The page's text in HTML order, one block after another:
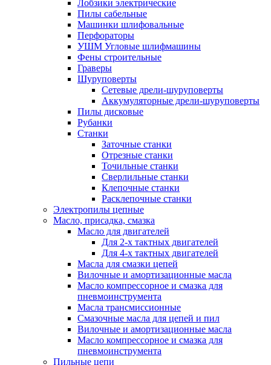
Лобзики электрические
Пилы сабельные
Машинки шлифовальные
Перфораторы
УШМ Угловые шлифмашины
Фены строительные
Граверы
Шуруповерты
Сетевые дрели-шуруповерты
Аккумуляторные дрели-шуруповерты
Пилы дисковые
Рубанки
Станки
Заточные станки
Отрезные станки
Точильные станки
Сверлильные станки
Клепочные станки
Расклепочные станки
Электропилы цепные
Масло, присадка, смазка
Масло для двигателей
Для 2-х тактных двигателей
Для 4-х тактных двигателей
Масла для смазки цепей
Вилочные и амортизационные масла
Масло компрессорное и смазка для
пневмоинструмента
Масла трансмиссионные
Смазочные масла для цепей и пил
Вилочные и амортизационные масла
Масло компрессорное и смазка для
пневмоинструмента
Пильные цепи